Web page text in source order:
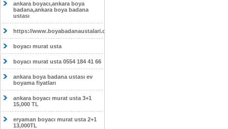
ankara boyacı,ankara boya
badana,ankara boya badana
ustası
https://www.boyabadanaustalari.com/
boyacı murat usta
boyacı murat usta 0554 184 41 66
ankara boya badana ustası ev
boyama fiyatları
ankara boyacı murat usta 3+1
15,000 TL
eryaman boyacı murat usta 2+1
13,000TL